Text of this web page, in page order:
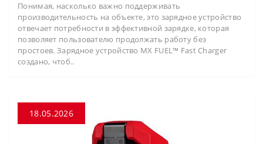
Понимая, насколько важно поддерживать
производительность на объекте, это зарядное устройство
отвечает потребности в эффективной зарядке, которая
позволяет пользователю продолжать работу без
простоев. Зарядное устройство MX FUEL™ Fast Charger
создано, чтоб..
18.05.2026